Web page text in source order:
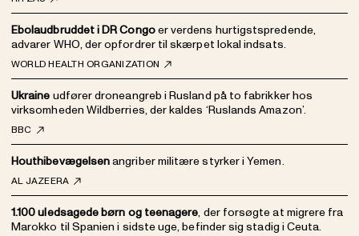
Ebolaudbruddet i DR Congoer verdens hurtigstspredende,
advarer WHO, der opfordrer til skærpet lokal indsats.
WORLD HEALTH ORGANIZATION
Ukraine udfører droneangreb i Rusland på to fabrikker hos
virksomheden Wildberries, der kaldes ‘Ruslands Amazon’.
BBC
Houthibevægelsenangriber militære styrker i Yemen.
AL JAZEERA
1.100 uledsagede børn og teenagere, der forsøgte at migrere fra
Marokko til Spanien i sidste uge, befinder sig stadig i Ceuta.